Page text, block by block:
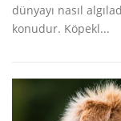
dünyayı nasıl
konudur. Köpekl...